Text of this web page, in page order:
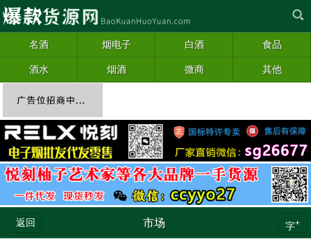
名酒 烟电子 白酒 食品
酒水 烟酒 微商 其他
返回 市场 字+